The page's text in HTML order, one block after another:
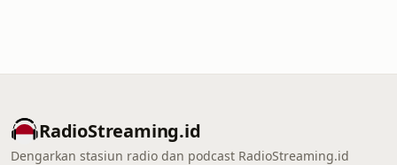
RadioStreaming.id
Dengarkan stasiun radio dan podcast RadioStreaming.id